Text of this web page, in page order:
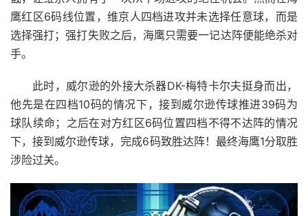
鹰红区6码线位置，维京人四档进攻并未选择任意球，而是
选择强打；强打失败之后，海鹰只需要一记达阵便能绝杀对
手。
此时，威尔逊的外接大杀器DK-梅特卡尔夫挺身而出，
他先是在四档10码的情况下，接到威尔逊传球推进39码为
球队续命；之后在对方红区6码位置四档不得不达阵的情况
下，接到威尔逊传球，完成6码致胜达阵！最终海鹰1分取胜
涉险过关。